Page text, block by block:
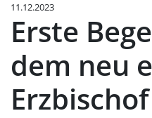
11.12.2023
Erste
dem neu
Erzbischof